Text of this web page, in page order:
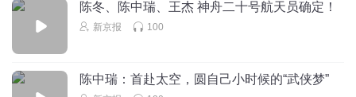
陈冬、陈中瑞、王杰 神舟二十号航天员确定！
新京报 100
陈中瑞：首赴太空，圆自己小时候的“武侠梦”